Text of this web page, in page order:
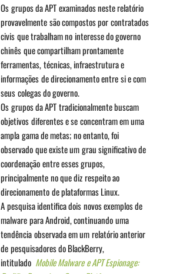
Os grupos da APT examinados neste relatório
provavelmente são compostos por contratados
civis que trabalham no interesse do governo
chinês que compartilham prontamente
ferramentas, técnicas, infraestrutura e
informações de direcionamento entre si e com
seus colegas do governo.
Os grupos da APT tradicionalmente buscam
objetivos diferentes e se concentram em uma
ampla gama de metas; no entanto, foi
observado que existe um grau significativo de
coordenação entre esses grupos,
principalmente no que diz respeito ao
direcionamento de plataformas Linux.
A pesquisa identifica dois novos exemplos de
malware para Android, continuando uma
tendência observada em um relatório anterior
de pesquisadores do BlackBerry,
intitulado Mobile Malware e APT Espionage: